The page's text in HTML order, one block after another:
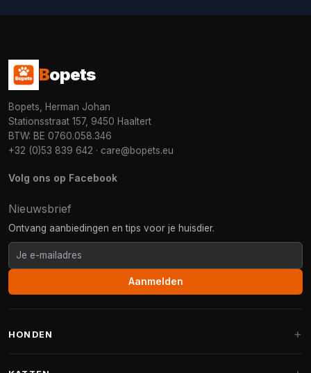
Bopets
Bopets, Herman Johan
Stationsstraat 157, 9450 Haaltert
BTW: BE 0760.058.346
+32 (0)53 839 642 · care@bopets.eu
Volg ons op Facebook
Nieuwsbrief
Ontvang aanbiedingen en tips voor je huisdier.
Aanmelden
HONDEN